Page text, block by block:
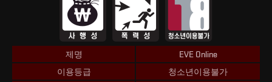
제명
EVE Online
이용등급
청소년이용불가